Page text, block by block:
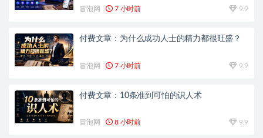
冒泡网 7 小时前 9.9
付费文章：为什么成功人士的精力都很旺盛？
冒泡网 7 小时前 9.9
付费文章：10条准到可怕的识人术
冒泡网 8 小时前 9.9